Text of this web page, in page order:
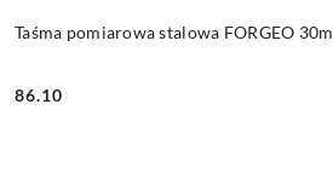
Taśma pomiarowa stalowa FORGEO 30m
Cena:
86.10